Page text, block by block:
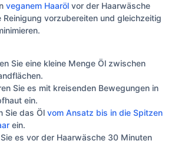
veganem Haaröl vor der Haarwäsche
Reinigung vorzubereiten und gleichzeitig
Sie eine kleine Menge Öl zwischen
Sie es mit kreisenden Bewegungen in
ein.
Sie das Öl vom Ansatz bis in die Spitzen
ein.
es vor der Haarwäsche 30 Minuten